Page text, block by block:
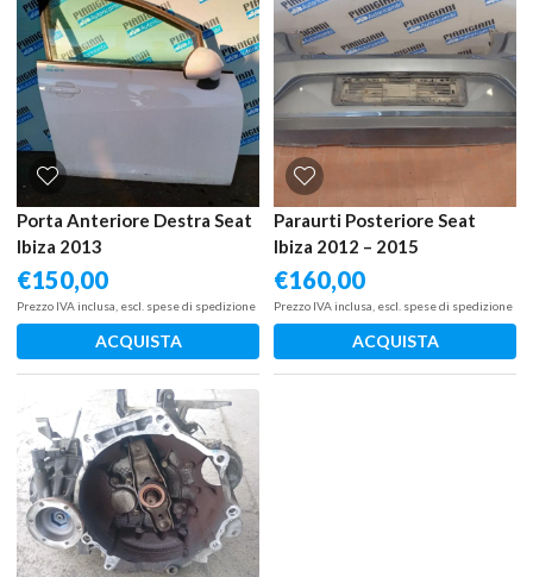
Porta Anteriore Destra Seat
Ibiza 2013
€150,00
Prezzo IVA inclusa, escl. spese di spedizione
ACQUISTA
Paraurti Posteriore Seat
Ibiza 2012 – 2015
€160,00
Prezzo IVA inclusa, escl. spese di spedizione
ACQUISTA